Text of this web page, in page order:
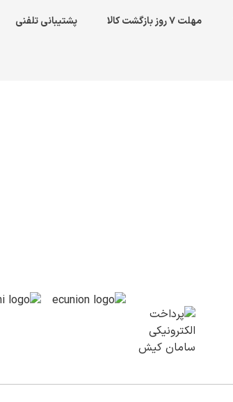
مهلت ۷ روز بازگشت کالا پشتیبانی تلفنی